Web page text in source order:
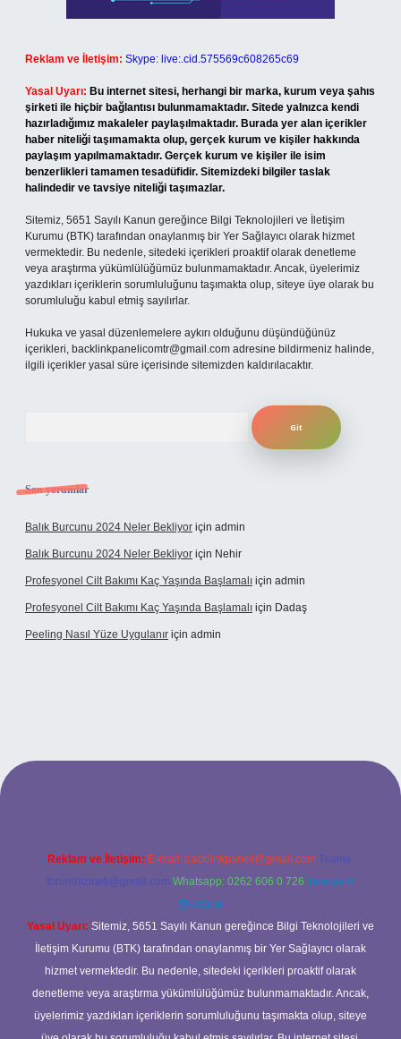
Reklam ve İletişim: Skype: live:.cid.575569c608265c69
Yasal Uyarı: Bu internet sitesi, herhangi bir marka, kurum veya şahıs
şirketi ile hiçbir bağlantısı bulunmamaktadır. Sitede yalnızca kendi
hazırladığımız makaleler paylaşılmaktadır. Burada yer alan içerikler
haber niteliği taşımamakta olup, gerçek kurum ve kişiler hakkında
paylaşım yapılmamaktadır. Gerçek kurum ve kişiler ile isim
benzerlikleri tamamen tesadüfidir. Sitemizdeki bilgiler taslak
halindedir ve tavsiye niteliği taşımazlar.
Sitemiz, 5651 Sayılı Kanun gereğince Bilgi Teknolojileri ve İletişim
Kurumu (BTK) tarafından onaylanmış bir Yer Sağlayıcı olarak hizmet
vermektedir. Bu nedenle, sitedeki içerikleri proaktif olarak denetleme
veya araştırma yükümlülüğümüz bulunmamaktadır. Ancak, üyelerimiz
yazdıkları içeriklerin sorumluluğunu taşımakta olup, siteye üye olarak bu
sorumluluğu kabul etmiş sayılırlar.
Hukuka ve yasal düzenlemelere aykırı olduğunu düşündüğünüz
içerikleri, backlinkpanelicomtr@gmail.com adresine bildirmeniz halinde,
ilgili içerikler yasal süre içerisinde sitemizden kaldırılacaktır.
Son yorumlar
Balık Burcunu 2024 Neler Bekliyor için admin
Balık Burcunu 2024 Neler Bekliyor için Nehir
Profesyonel Cilt Bakımı Kaç Yaşında Başlamalı için admin
Profesyonel Cilt Bakımı Kaç Yaşında Başlamalı için Dadaş
Peeling Nasıl Yüze Uygulanır için admin
Reklam ve İletişim: E-mail: backlinkpaneli@gmail.com Teams:
forumhizmeti@gmail.com Whatsapp: 0262 606 0 726 Telegram:
@karabul
Yasal Uyarı: Sitemiz, 5651 Sayılı Kanun gereğince Bilgi Teknolojileri ve
İletişim Kurumu (BTK) tarafından onaylanmış bir Yer Sağlayıcı olarak
hizmet vermektedir. Bu nedenle, sitedeki içerikleri proaktif olarak
denetleme veya araştırma yükümlülüğümüz bulunmamaktadır. Ancak,
üyelerimiz yazdıkları içeriklerin sorumluluğunu taşımakta olup, siteye